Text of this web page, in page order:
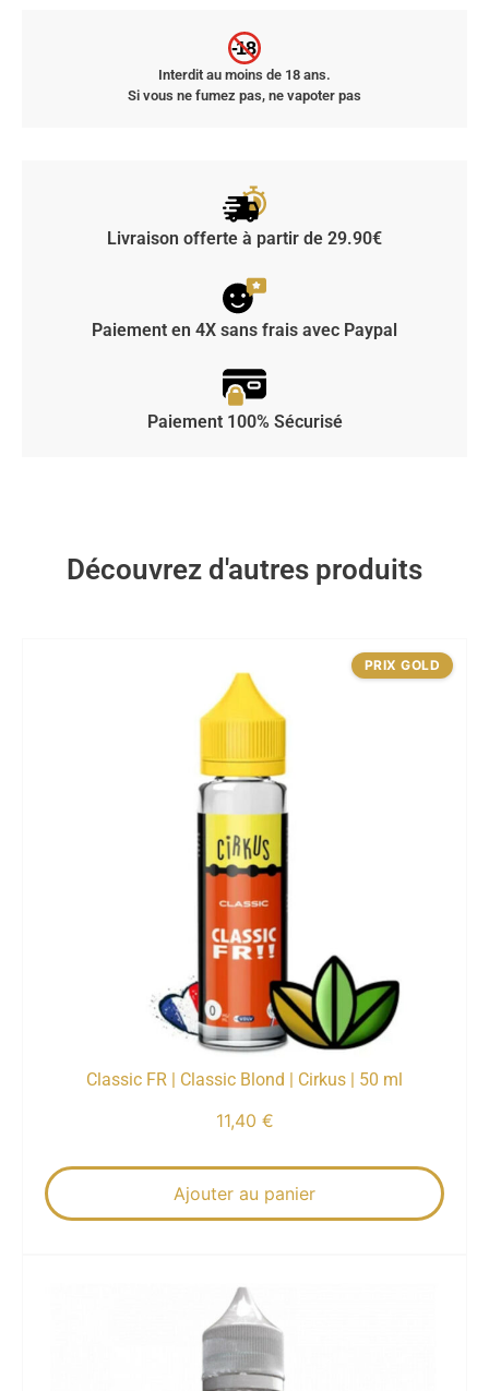
-18
Interdit au moins de 18 ans.
Si vous ne fumez pas, ne vapoter pas
Livraison offerte à partir de 29.90€
Paiement en 4X sans frais avec Paypal
Paiement 100% Sécurisé
Découvrez d'autres produits
Classic FR | Classic Blond | Cirkus | 50 ml
11,40 €
Ajouter au panier
PRIX GOLD